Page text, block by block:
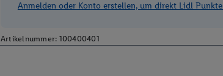
Anmelden oder Konto erstellen, um direkt Lidl
Artikelnummer: 100400401